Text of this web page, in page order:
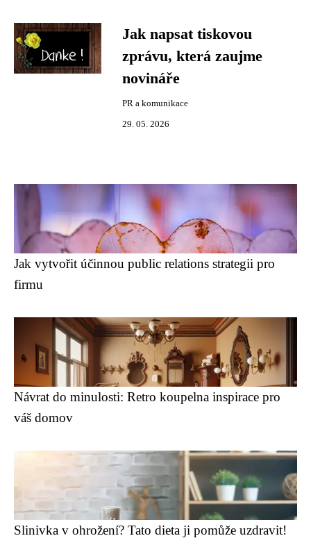
Jak napsat tiskovou
zprávu, která zaujme
novináře
PR a komunikace
29. 05. 2026
Jak vytvořit účinnou public relations strategii pro
firmu
Návrat do minulosti: Retro koupelna inspirace pro
váš domov
Slinivka v ohrožení? Tato dieta ji pomůže uzdravit!